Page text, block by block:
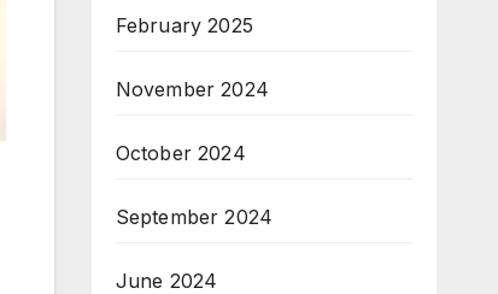
February 2025
November 2024
October 2024
September 2024
June 2024